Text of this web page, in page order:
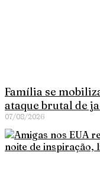
Família se
ataque brutal de
07/08/2026